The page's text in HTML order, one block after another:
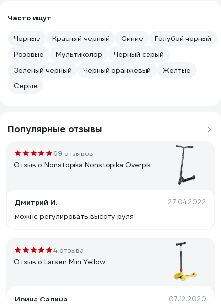
Часто ищут
Черные Красный черный Синие
Голубой черный
Розовые
Мультиколор
Черный серый
Зеленый черный
Черный оранжевый
Желтые
Серые
Популярные отзывы
69 отзывов
Отзыв о Nonstopika Nonstopika Overpik
Дмитрий И. 27.04.2022
можно регулировать высоту руля
4 отзыва
Отзыв о Larsen Mini Yellow
Ирина Салина 07.12.2020